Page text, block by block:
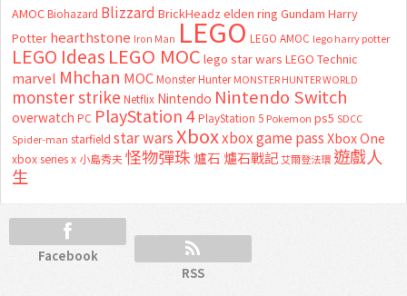
AMOC Biohazard Blizzard BrickHeadz elden ring Gundam Harry
Potter hearthstone Iron Man LEGO LEGO AMOC lego harry potter
LEGO Ideas LEGO MOC lego star wars LEGO Technic
marvel Mhchan MOC Monster Hunter MONSTER HUNTER WORLD
monster strike Netflix Nintendo Nintendo Switch
overwatch PC PlayStation 4 PlayStation 5 Pokemon ps5 SDCC
Spider-man starfield star wars Xboxxbox game passXbox One
xbox series x 小島秀夫怪物彈珠 爐石 爐石戰記艾爾登法環 遊戲人
生
Facebook
RSS